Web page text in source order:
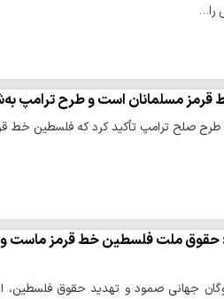
را…
قرمز مسلمانان است و طرح ترامپ
صلح ترامپ تأکید کرد که فلسطین خط
حقوق ملت فلسطین خط قرمز ماست و
جهانی صمود و تهدید حقوق فلسطین،